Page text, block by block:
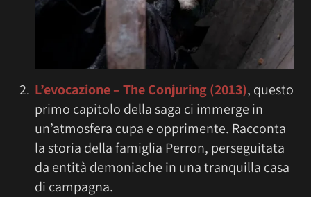
L’evocazione – The Conjuring (2013), questo
primo capitolo della saga ci immerge in
un’atmosfera cupa e opprimente. Racconta
la storia della famiglia Perron, perseguitata
da entità demoniache in una tranquilla casa
di campagna.